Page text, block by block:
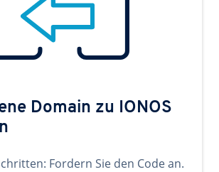
Domain zu IONOS
Fordern Sie den Code an.